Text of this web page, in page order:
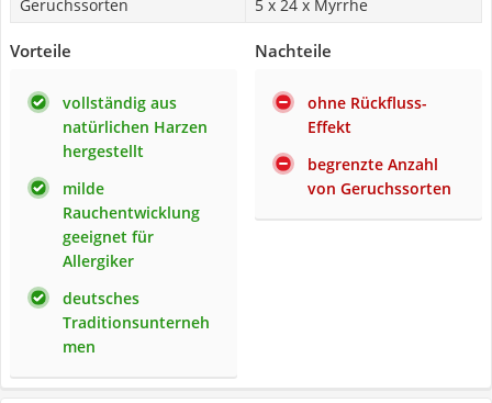
Geruchssorten
5 x 24 x Myrrhe
Vorteile
vollständig aus
natürlichen Harzen
hergestellt
milde
Rauchentwicklung
geeignet für
Allergiker
deutsches
Traditionsunterneh
men
Nachteile
ohne Rückfluss-
Effekt
begrenzte Anzahl
von Geruchssorten